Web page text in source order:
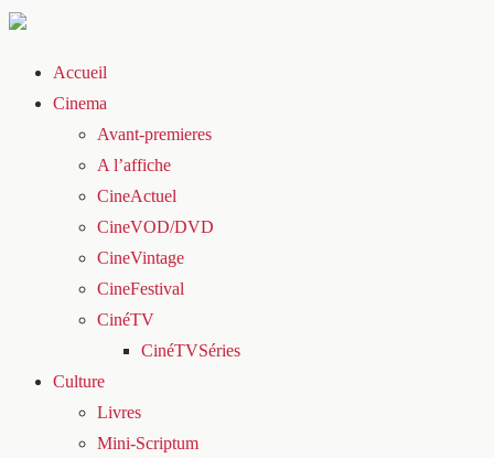
Accueil
Cinema
Avant-premieres
A l’affiche
CineActuel
CineVOD/DVD
CineVintage
CineFestival
CinéTV
CinéTVSéries
Culture
Livres
Mini-Scriptum